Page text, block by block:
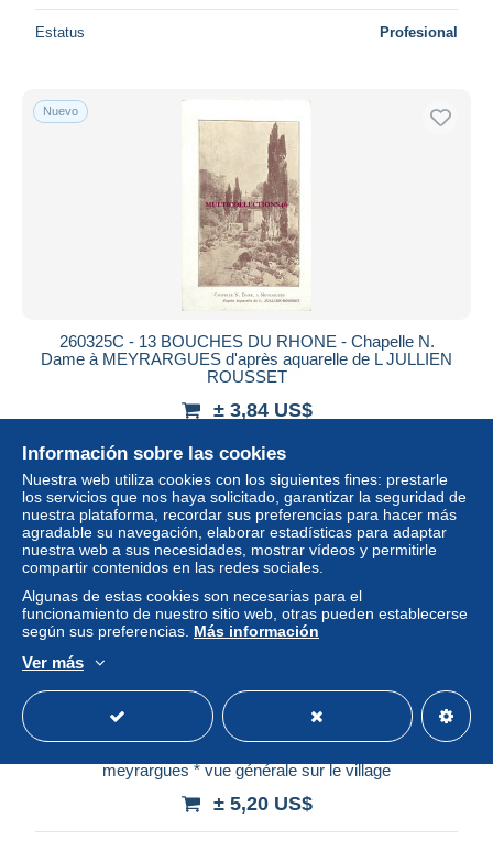
Estatus Profesional
Nuevo
260325C - 13 BOUCHES DU RHONE - Chapelle N.
Dame à MEYRARGUES d'après aquarelle de L JULLIEN
ROUSSET
± 3,84 US$
Estatus
meyrargues * vue générale sur le village
± 5,20 US$
Información sobre las cookies
Nuestra web utiliza cookies con los siguientes fines: prestarle
los servicios que nos haya solicitado, garantizar la seguridad de
nuestra plataforma, recordar sus preferencias para hacer más
agradable su navegación, elaborar estadísticas para adaptar
nuestra web a sus necesidades, mostrar vídeos y permitirle
compartir contenidos en las redes sociales.
Algunas de estas cookies son necesarias para el
funcionamiento de nuestro sitio web, otras pueden establecerse
según sus preferencias. Más información
Ver más